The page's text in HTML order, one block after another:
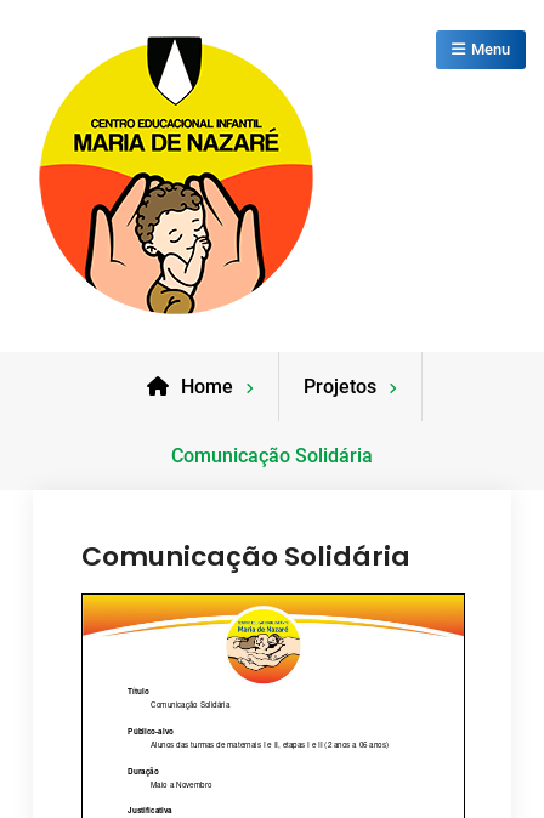
CEI Maria de Nazaré
Menu
Home Projetos
Comunicação Solidária
Comunicação Solidária